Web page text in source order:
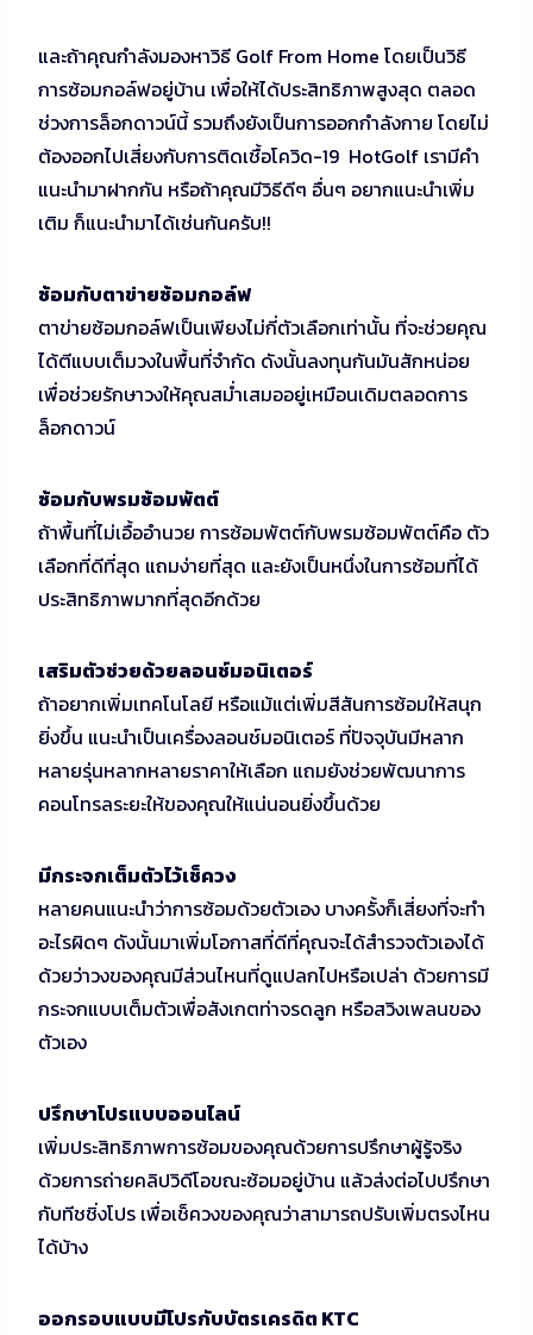
และถ้าคุณกำลังมองหาวิธี Golf From Home โดยเป็นวิธี
การซ้อมกอล์ฟอยู่บ้าน เพื่อให้ได้ประสิทธิภาพสูงสุด ตลอด
ช่วงการล็อกดาวน์นี้ รวมถึงยังเป็นการออกกำลังกาย โดยไม่
ต้องออกไปเสี่ยงกับการติดเชื้อโควิด-19 HotGolf เรามีคำ
แนะนำมาฝากกัน หรือถ้าคุณมีวิธีดีๆ อื่นๆ อยากแนะนำเพิ่ม
เติม ก็แนะนำมาได้เช่นกันครับ!!
ซ้อมกับตาข่ายซ้อมกอล์ฟ
ตาข่ายซ้อมกอล์ฟเป็นเพียงไม่กี่ตัวเลือกเท่านั้น ที่จะช่วยคุณ
ได้ตีแบบเต็มวงในพื้นที่จำกัด ดังนั้นลงทุนกันมันสักหน่อย
เพื่อช่วยรักษาวงให้คุณสม่ำเสมออยู่เหมือนเดิมตลอดการ
ล็อกดาวน์
ซ้อมกับพรมซ้อมพัตต์
ถ้าพื้นที่ไม่เอื้ออำนวย การซ้อมพัตต์กับพรมซ้อมพัตต์คือ ตัว
เลือกที่ดีที่สุด แถมง่ายที่สุด และยังเป็นหนึ่งในการซ้อมที่ได้
ประสิทธิภาพมากที่สุดอีกด้วย
เสริมตัวช่วยด้วยลอนช์มอนิเตอร์
ถ้าอยากเพิ่มเทคโนโลยี หรือแม้แต่เพิ่มสีสันการซ้อมให้สนุก
ยิ่งขึ้น แนะนำเป็นเครื่องลอนช์มอนิเตอร์ ที่ปัจจุบันมีหลาก
หลายรุ่นหลากหลายราคาให้เลือก แถมยังช่วยพัฒนาการ
คอนโทรลระยะให้ของคุณให้แน่นอนยิ่งขึ้นด้วย
มีกระจกเต็มตัวไว้เช็ควง
หลายคนแนะนำว่าการซ้อมด้วยตัวเอง บางครั้งก็เสี่ยงที่จะทำ
อะไรผิดๆ ดังนั้นมาเพิ่มโอกาสที่ดีที่คุณจะได้สำรวจตัวเองได้
ด้วยว่าวงของคุณมีส่วนไหนที่ดูแปลกไปหรือเปล่า ด้วยการมี
กระจกแบบเต็มตัวเพื่อสังเกตท่าจรดลูก หรือสวิงเพลนของ
ตัวเอง
ปรึกษาโปรแบบออนไลน์
เพิ่มประสิทธิภาพการซ้อมของคุณด้วยการปรึกษาผู้รู้จริง
ด้วยการถ่ายคลิปวิดีโอขณะซ้อมอยู่บ้าน แล้วส่งต่อไปปรึกษา
กับทีชชิ่งโปร เพื่อเช็ควงของคุณว่าสามารถปรับเพิ่มตรงไหน
ได้บ้าง
ออกรอบแบบมีโปรกับบัตรเครดิต KTC